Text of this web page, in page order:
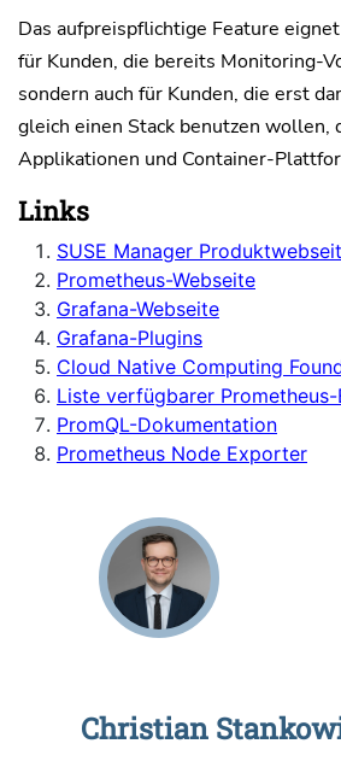
Das aufpreispflichtige Feature
für Kunden, die bereits Monitoring-
sondern auch für Kunden, die erst
gleich einen Stack benutzen wollen,
Applikationen und Container-
Links
SUSE Manager
Prometheus-Webseite
Grafana-Webseite
Grafana-Plugins
Cloud Native Computing
Liste verfügbarer
PromQL-Dokumentation
Prometheus Node Exporter
Christian